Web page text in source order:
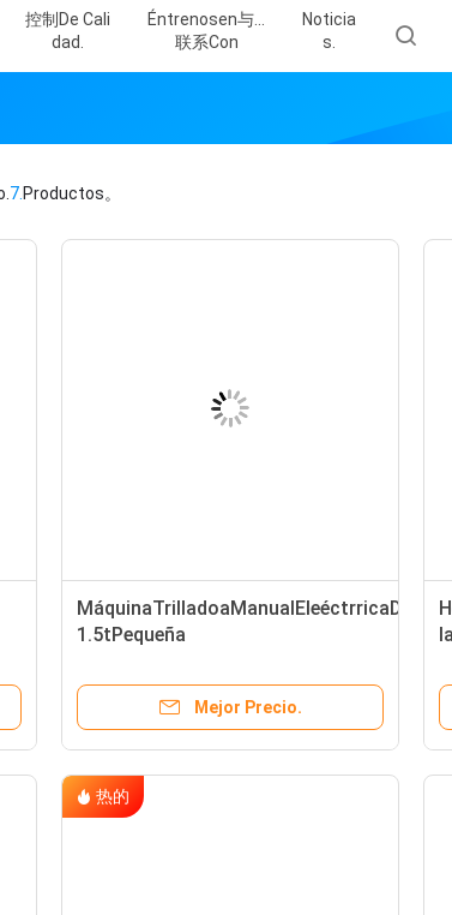
控制de Cali
Dad.
Éntrenosen与...
联系Con
Noticia
S.
7. Productos。
1.5tPequeña
Mejor Precio.
热的